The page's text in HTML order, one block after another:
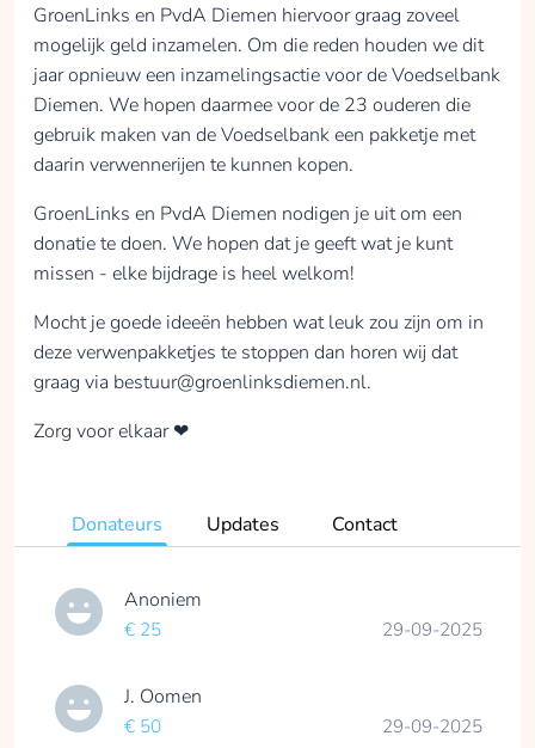
GroenLinks en PvdA Diemen hiervoor graag zoveel
mogelijk geld inzamelen. Om die reden houden we dit
jaar opnieuw een inzamelingsactie voor de Voedselbank
Diemen. We hopen daarmee voor de 23 ouderen die
gebruik maken van de Voedselbank een pakketje met
daarin verwennerijen te kunnen kopen.
GroenLinks en PvdA Diemen nodigen je uit om een
donatie te doen. We hopen dat je geeft wat je kunt
missen - elke bijdrage is heel welkom!
Mocht je goede ideeën hebben wat leuk zou zijn om in
deze verwenpakketjes te stoppen dan horen wij dat
graag via bestuur@groenlinksdiemen.nl.
Zorg voor elkaar ❤
Donateurs Updates Contact
Anoniem
€ 25 29-09-2025
J. Oomen
€ 50 29-09-2025